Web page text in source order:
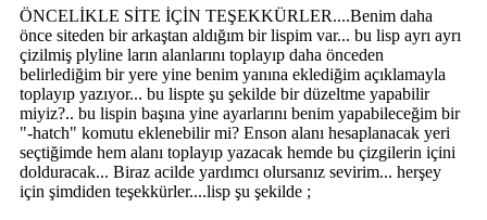
ÖNCELİKLE SİTE İÇİN TEŞEKKÜRLER....Benim daha
önce siteden bir arkaştan aldığım bir lispim var... bu lisp ayrı ayrı
çizilmiş plyline ların alanlarını toplayıp daha önceden
belirlediğim bir yere yine benim yanına eklediğim açıklamayla
toplayıp yazıyor... bu lispte şu şekilde bir düzeltme yapabilir
miyiz?.. bu lispin başına yine ayarlarını benim yapabileceğim bir
"-hatch" komutu eklenebilir mi? Enson alanı hesaplanacak yeri
seçtiğimde hem alanı toplayıp yazacak hemde bu çizgilerin içini
dolduracak... Biraz acilde yardımcı olursanız sevirim... herşey
için şimdiden teşekkürler....lisp şu şekilde ;